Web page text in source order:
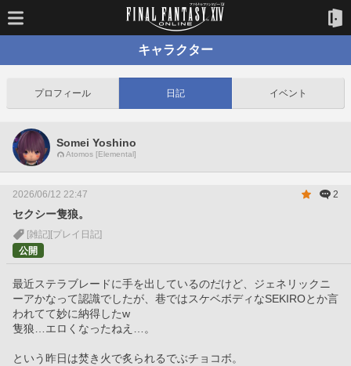
キャラクター
プロフィール 日記 イベント
Somei Yoshino
Atomos [Elemental]
2026/06/12 22:47 2
セクシー隻狼。
[雑記] [プレイ日記]
公開
最近ステラブレードに手を出しているのだけど、ジェネリックニ
ーアかなって認識でしたが、巷ではスケベボディなSEKIROとか言
われてて妙に納得したw
隻狼…エロくなったねえ…。
という昨日は焚き火で炙られるでぶチョコボ。